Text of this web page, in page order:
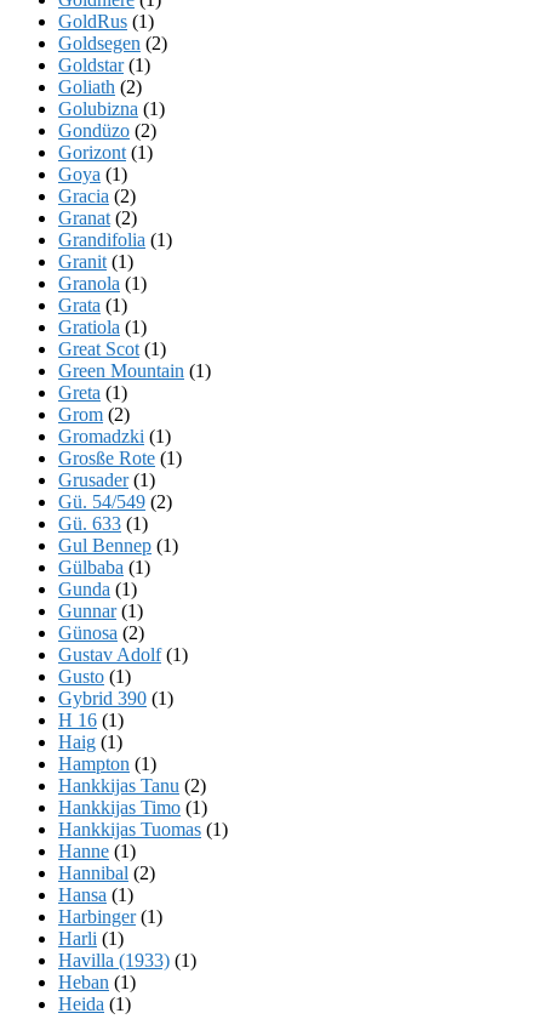
GoldRus (1)
Goldsegen (2)
Goldstar(1)
Goliath (2)
Golubizna (1)
Gondüzo (2)
Gorizont (1)
Goya (1)
Gracia (2)
Granat (2)
Grandifolia (1)
Granit (1)
Granola (1)
Grata (1)
Gratiola (1)
Great Scot (1)
Green Mountain (1)
Greta (1)
Grom (2)
Gromadzki (1)
Grosße Rote (1)
Grusader(1)
Gü. 54/549 (2)
Gü. 633 (1)
Gul Bennep (1)
Gülbaba (1)
Gunda (1)
Gunnar(1)
Günosa (2)
Gustav Adolf(1)
Gusto (1)
Gybrid 390 (1)
H 16 (1)
Haig (1)
Hampton (1)
Hankkijas Tanu (2)
Hankkijas Timo (1)
Hankkijas Tuomas (1)
Hanne (1)
Hannibal (2)
Hansa (1)
Harbinger(1)
Harli (1)
Havilla (1933) (1)
Heban (1)
Heida (1)